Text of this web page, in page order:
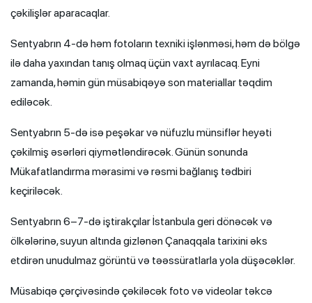
çəkilişlər aparacaqlar.
Sentyabrın 4-də həm fotoların texniki işlənməsi, həm də bölgə
ilə daha yaxından tanış olmaq üçün vaxt ayrılacaq. Eyni
zamanda, həmin gün müsabiqəyə son materiallar təqdim
ediləcək.
Sentyabrın 5-də isə peşəkar və nüfuzlu münsiflər heyəti
çəkilmiş əsərləri qiymətləndirəcək. Günün sonunda
Mükafatlandırma mərasimi və rəsmi bağlanış tədbiri
keçiriləcək.
Sentyabrın 6–7-də iştirakçılar İstanbula geri dönəcək və
ölkələrinə, suyun altında gizlənən Çanaqqala tarixini əks
etdirən unudulmaz görüntü və təəssüratlarla yola düşəcəklər.
Müsabiqə çərçivəsində çəkiləcək foto və videolar təkcə